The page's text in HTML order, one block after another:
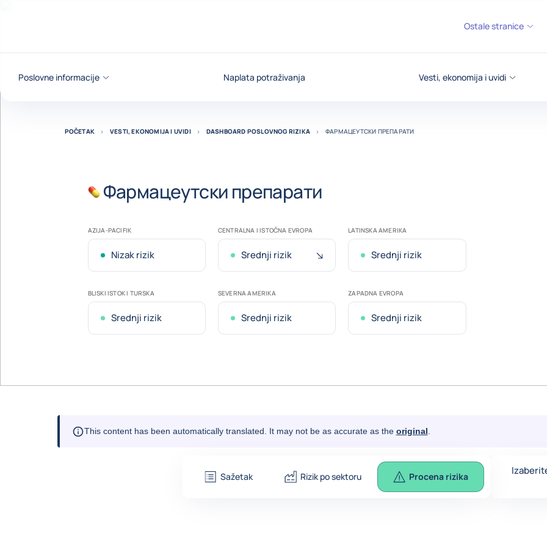
Poslovne informacije Naplata potraživanja Vesti, ekonomija i uvidi
Ostale stranice
POČETAK VESTI, EKONOMIJA I UVIDI DASHBOARD POSLOVNOG RIZIKA ФАРМАЦЕУТСКИ ПРЕПАРАТИ
Фармацеутски препарати
AZIJA-PACIFIK
Nizak rizik
CENTRALNA I ISTOČNA EVROPA
Srednji rizik Nedavno pogoršanje
LATINSKA AMERIKA
Srednji rizik
BLISKI ISTOK I TURSKA
Srednji rizik
SEVERNA AMERIKA
Srednji rizik
ZAPADNA EVROPA
Srednji rizik
This content has been automatically translated. It may not be as accurate as the original
Sažetak Rizik po sektoru Procena rizika